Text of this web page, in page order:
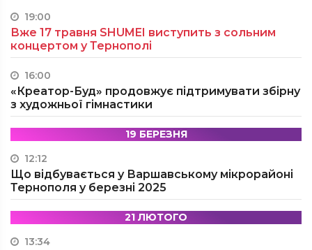
19:00
Вже 17 травня SHUMEI виступить з сольним
концертом у Тернополі
16:00
«Креатор-Буд» продовжує підтримувати збірну
з художньої гімнастики
19 БЕРЕЗНЯ
12:12
Що відбувається у Варшавському мікрорайоні
Тернополя у березні 2025
21 ЛЮТОГО
13:34